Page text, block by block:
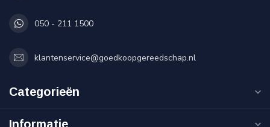
050 - 211 1500
klantenservice@goedkoopgereedschap.nl
Categorieën
Informatie